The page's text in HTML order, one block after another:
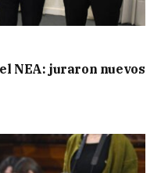
NEA: juraron nuevos